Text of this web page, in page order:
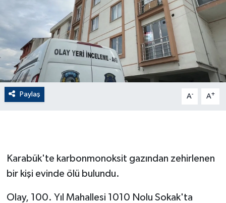
Paylaş A- A+
Karabük'te karbonmonoksit gazından zehirlenen
bir kişi evinde ölü bulundu.
Olay, 100. Yıl Mahallesi 1010 Nolu Sokak'ta
EĞİTİM
EKONOMİ
English News
Gayrimenkul